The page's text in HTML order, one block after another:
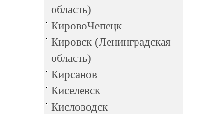
область)
КировоЧепецк
Кировск (Ленинградская
область)
Кирсанов
Киселевск
Кисловодск